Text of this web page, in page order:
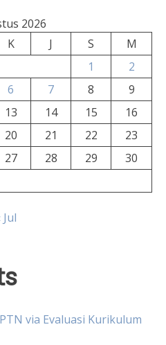
2026
K J S
M
1
2
6 7 8
9
13 14 15
16
20 21 22
23
27 28 29
30
Jul
via Evaluasi Kurikulum